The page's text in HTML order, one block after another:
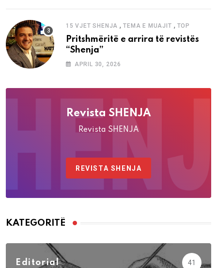
15 VJET SHENJA ,TEMA E MUAJIT , TOP
Pritshmëritë e arrira të revistës
“Shenja”
APRIL 30, 2026
Revista SHENJA
Revista SHENJA
REVISTA SHENJA
KATEGORITË
Editorial 41